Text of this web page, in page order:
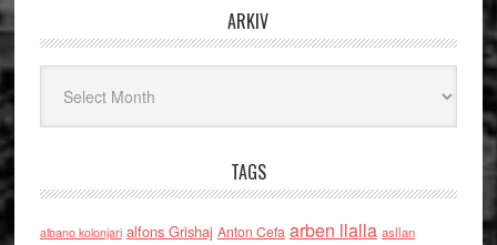
ARKIV
TAGS
albano kolonjari alfons Grishaj Anton Cefa arben llalla asllan